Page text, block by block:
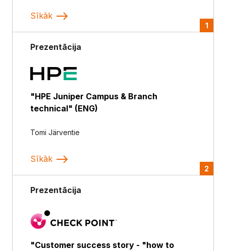
Sīkāk
1
Prezentācija
"HPE Juniper Campus & Branch
technical" (ENG)
Tomi Järventie
Sīkāk
2
Prezentācija
"Customer success story - "how to